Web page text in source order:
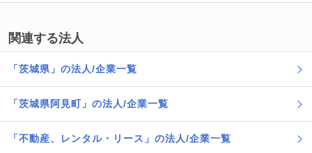
関連する法人
「茨城県」の法人/企業一覧
「茨城県阿見町」の法人/企業一覧
「不動産、レンタル・リース」の法人/企業一覧